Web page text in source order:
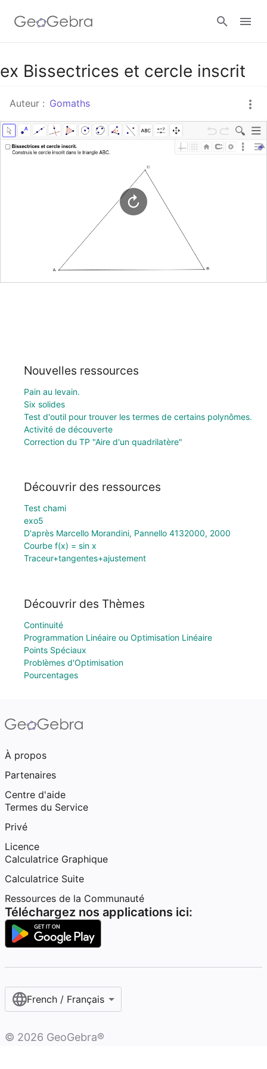
Google Classroom
Classe GeoGebra
Se connecter
ex Bissectrices et cercle inscrit
Auteur : Gomaths
Nouvelles ressources
Pain au levain.
Six solides
Test d'outil pour trouver les termes de certains polynômes.
Activité de découverte
Correction du TP "Aire d'un quadrilatère"
Découvrir des ressources
Test chami
exo5
D'après Marcello Morandini, Pannello 4132000, 2000
Courbe f(x) = sin x
Traceur+tangentes+ajustement
Découvrir des Thèmes
Continuité
Programmation Linéaire ou Optimisation Linéaire
Points Spéciaux
Problèmes d'Optimisation
Pourcentages
À propos
Partenaires
Centre d'aide
Termes du Service
Privé
Licence
Calculatrice Graphique
Calculatrice Suite
Ressources de la Communauté
Téléchargez nos applications ici:
French / Français‎
© 2026 GeoGebra®